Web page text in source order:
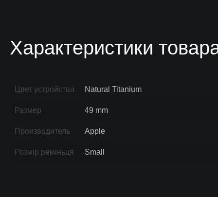
Характеристики
Цвет устройства Natural Titanium
Размер 49 mm
Производитель Apple
Розмір реміньця Small